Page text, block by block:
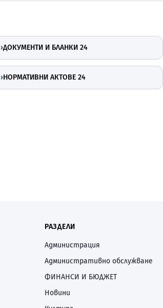
›ДОКУМЕНТИ И БЛАНКИ 24
›НОРМАТИВНИ АКТОВЕ 24
РАЗДЕЛИ
Администрация
Административно обслужване
ФИНАНСИ И БЮДЖЕТ
Новини